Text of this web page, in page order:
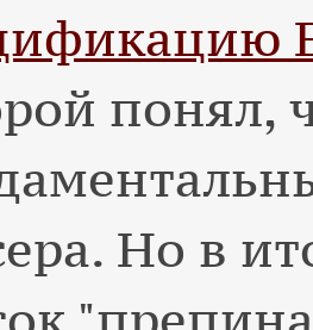
понял,
Но в